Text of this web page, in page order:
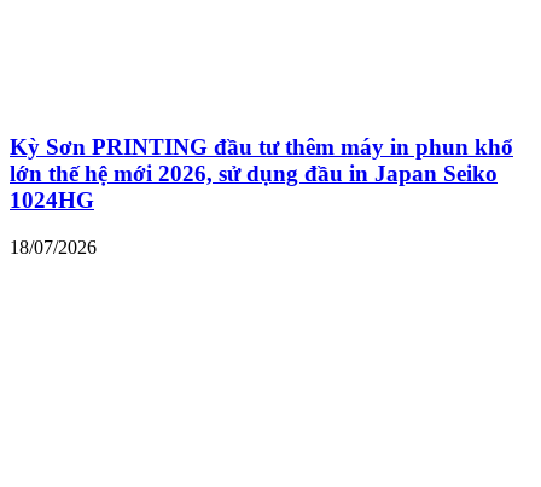
Kỳ Sơn PRINTING đầu tư thêm máy in phun khổ
lớn thế hệ mới 2026, sử dụng đầu in Japan Seiko
1024HG
18/07/2026